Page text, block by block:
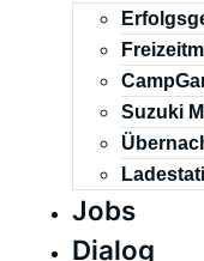
Suzuki
Jobs
Dialog